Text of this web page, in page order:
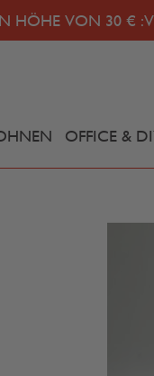
HÖHE VON 30 € :
OFFICE &